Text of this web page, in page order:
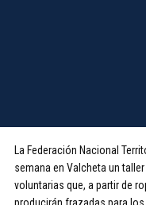
La Federación Nacional
semana en Valcheta un
voluntarias que, a partir de